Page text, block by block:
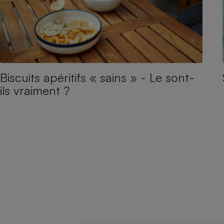
Biscuits apéritifs « sains » - Le sont-
ils vraiment ?